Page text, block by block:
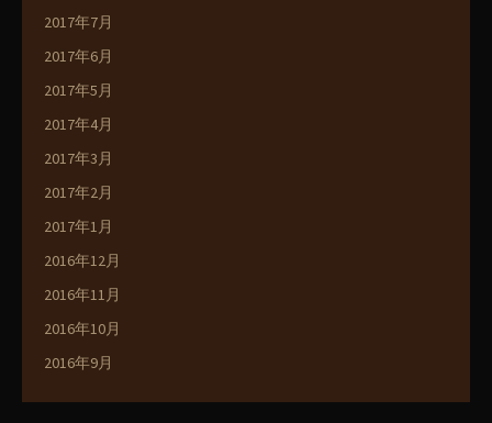
2017年7月
2017年6月
2017年5月
2017年4月
2017年3月
2017年2月
2017年1月
2016年12月
2016年11月
2016年10月
2016年9月